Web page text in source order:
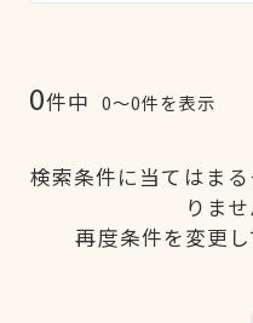
0件中 0〜0件を表示
検索条件に当てはま
りませ
再度条件を変更し